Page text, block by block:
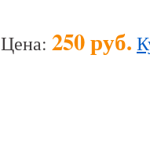
Цена: 250 руб.